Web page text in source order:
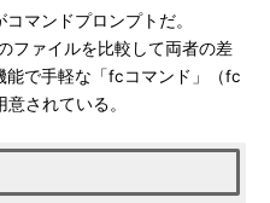
マンドプロンプトだ。
ファイルを比較して両者の差
能で手軽な「fcコマンド」（fc
されている。